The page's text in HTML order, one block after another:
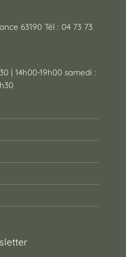
63190 Tél : 04 73 73
| 14h00-19h00 samedi :